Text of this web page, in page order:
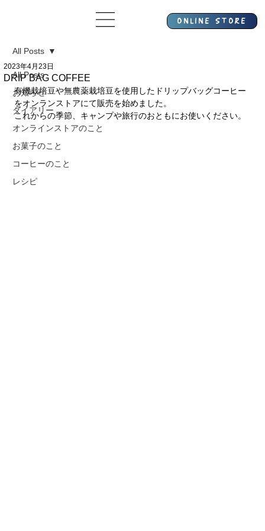
All Posts
お知らせ
ダイアリー
オンラインストアのこと
お菓子のこと
コーヒーのこと
レシピ
All Posts
DRIP BAG COFFEE
2023年4月23日
有機栽培豆や無農薬栽培豆を使用したドリップバッグコーヒー
をオンランストアにて販売を始めました。
これからの季節、キャンプや旅行のおともにお使いください。